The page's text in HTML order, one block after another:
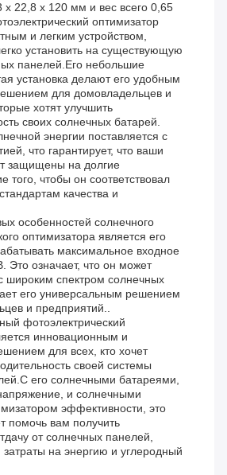
x 22,8 x 120 мм и вес всего 0,65
оптимизатор
и легким устройством,
установить на существующую
панелей.Его небольшие
установка делают его удобным
для домовладельцев и
хотят улучшить
своих солнечных батарей.
энергии поставляется с
что гарантирует, что ваши
защищены на долгие
того, чтобы он соответствовал
качества и
особенностей солнечного
оптимизатора является его
максимальное входное
Это означает, что он может
широким спектром солнечных
его универсальным решением
и предприятий..
фотоэлектрический
инновационным и
для всех, кто хочет
своей системы
его солнечными батареями,
и солнечными
эффективности, это
помочь вам получить
от солнечных панелей,
на энергию и углеродный